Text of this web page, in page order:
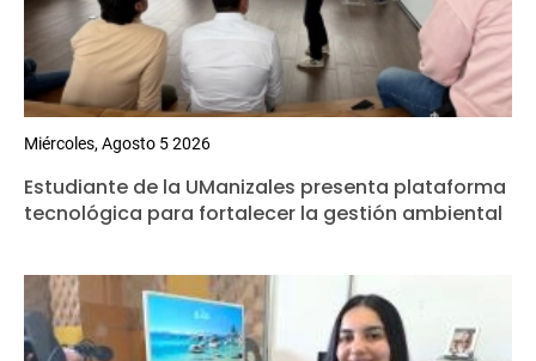
Miércoles, Agosto 5 2026
Estudiante de la UManizales presenta plataforma
tecnológica para fortalecer la gestión ambiental